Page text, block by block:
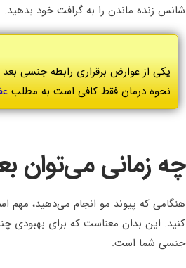
شانس زنده ماندن را به گرافت خود بدهید.
یکی از عوارض برقراری رابطه جنسی
نحوه درمان فقط کافی است به مطلب
چه زمانی می‌توان
هنگامی که پیوند مو انجام می‌دهید، مهم
کنید. این بدان معناست که برای بهبودی
جنسی شما است.